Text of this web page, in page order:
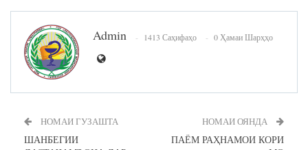
Admin 1413 Саҳифаҳо 0 Ҳамаи Шарҳҳо
НОМАИ ГУЗАШТА
ШАНБЕГИИ
НОМАИ ОЯНДА
ПАЁМ РАҲНАМОИ КОРИ